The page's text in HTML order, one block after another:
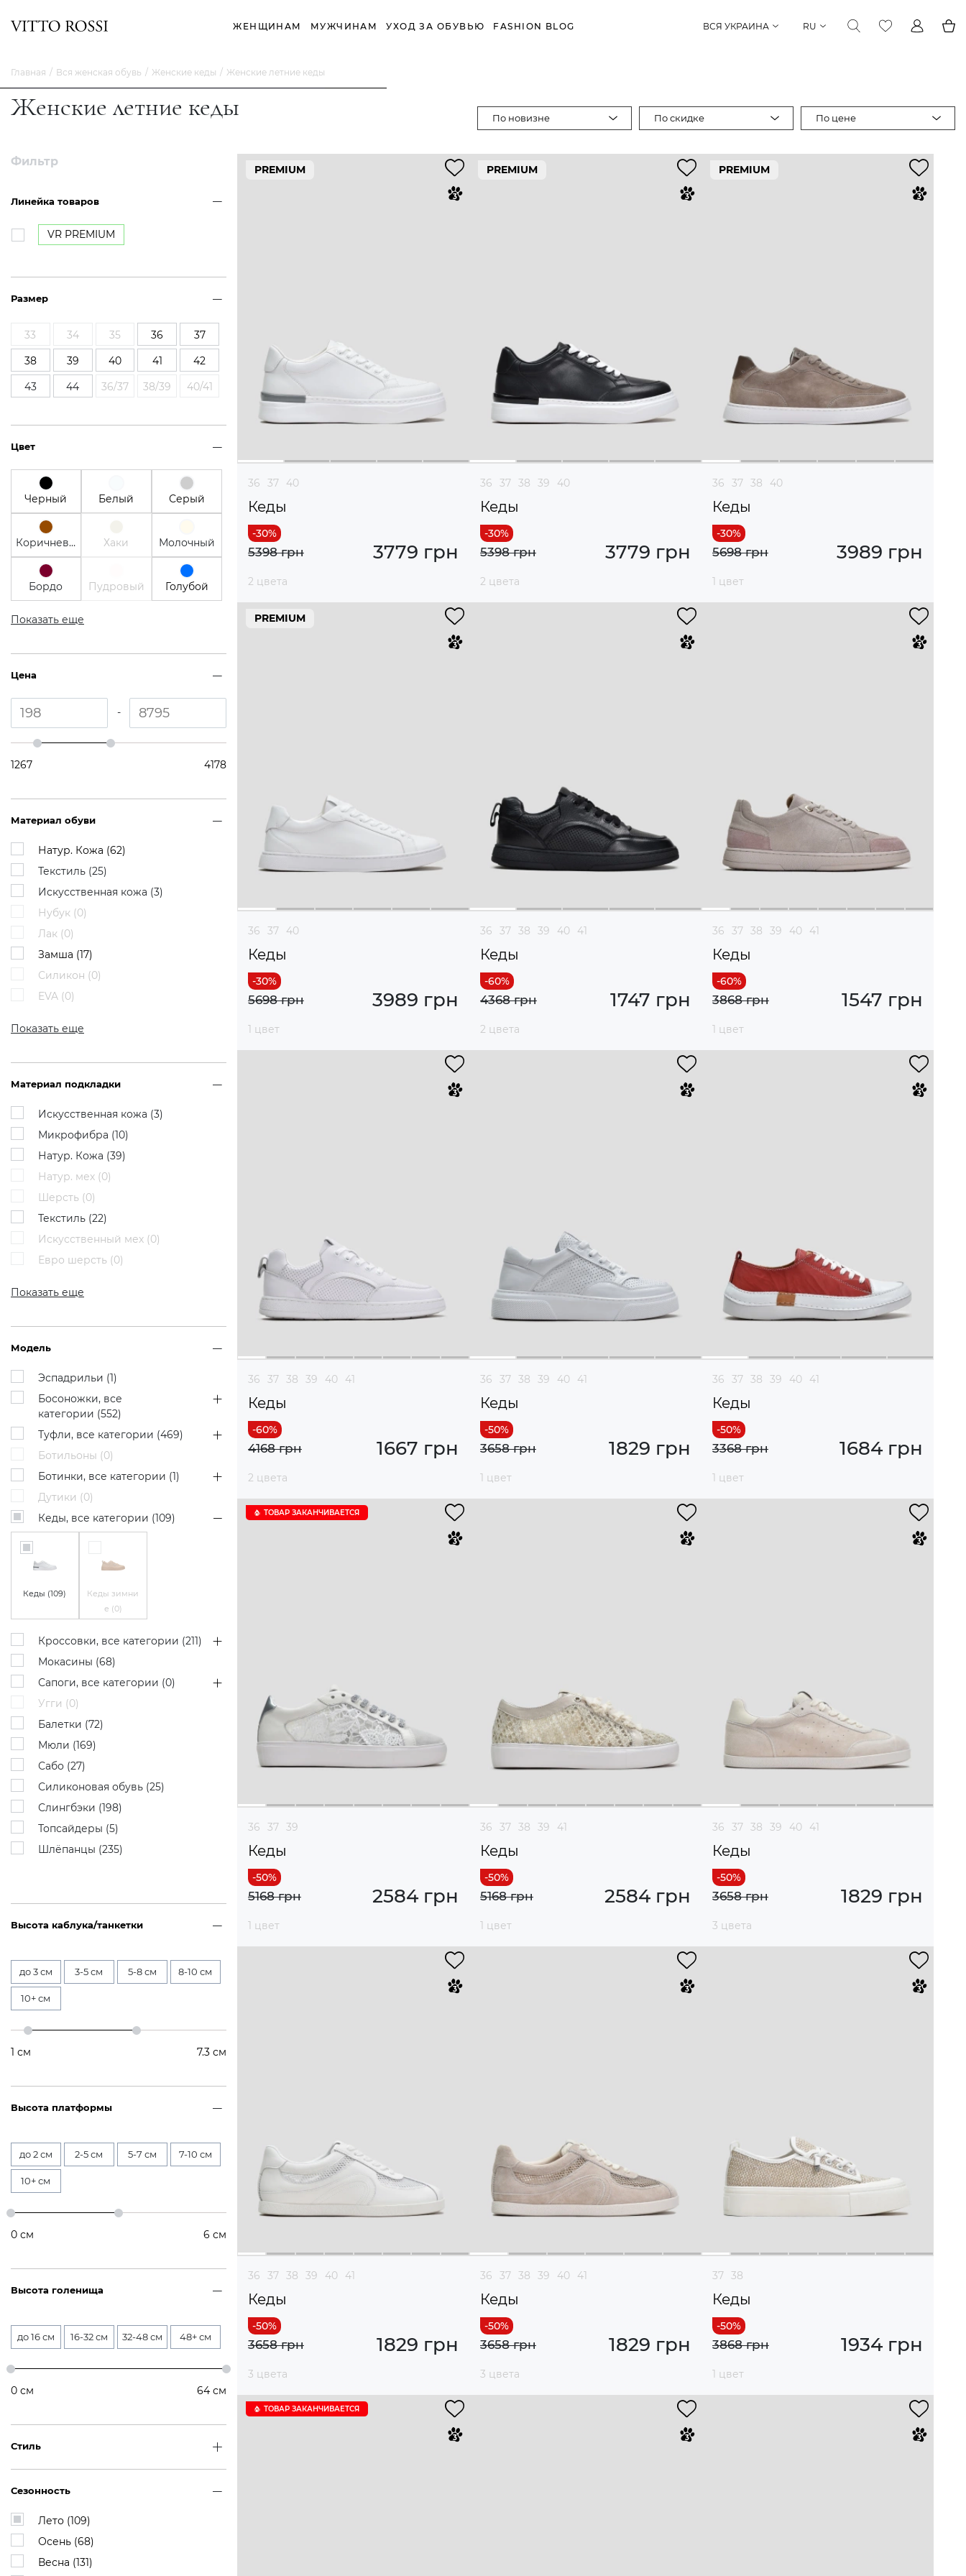
ЖЕНЩИНАМ МУЖЧИНАМ УХОД ЗА ОБУВЬЮ FASHION BLOG ВСЯ УКРАИНА RU
Главная Вся женская обувь Женские кеды Женские летние кеды
Женские летние кеды По новизне По скидке По цене
Фильтр
Линейка товаров
VR PREMIUM
Размер
33 34 35 36
37
38
39 40 41
42
43
44 36/37 38/39 40/41
Цвет
Черный Белый Серый
Коричневый Хаки Молочный
Бордо Пудровый Голубой
Показать еще
Цена
-
1267 4178
Материал обуви
Натур. Кожа (62)
Текстиль (25)
Искусственная кожа (3)
Нубук (0)
Лак (0)
Замша (17)
Силикон (0)
EVA (0)
Показать еще
Материал подкладки
Искусственная кожа (3)
Микрофибра (10)
Натур. Кожа (39)
Натур. мех (0)
Шерсть (0)
Текстиль (22)
Искусственный мех (0)
Евро шерсть (0)
Показать еще
Модель
Эспадрильи (1)
Босоножки, все
категории (552)
Туфли, все категории (469)
Ботильоны (0)
Ботинки, все категории (1)
Дутики (0)
Кеды, все категории (109)
Кеды (109)
Кеды зимни
е (0)
Кроссовки, все категории (211)
Мокасины (68)
Сапоги, все категории (0)
Угги (0)
Балетки (72)
Мюли (169)
Сабо (27)
Силиконовая обувь (25)
Слингбэки (198)
Топсайдеры (5)
Шлёпанцы (235)
Высота каблука/танкетки
до 3 см 3-5 см 5-8 см 8-10 см
10+ см
1 см 7.3 см
Высота платформы
до 2 см 2-5 см 5-7 см 7-10 см
10+ см
0 см 6 см
Высота голенища
до 16 см 16-32 см 32-48 см 48+ см
0 см 64 см
Стиль
Сезонность
Лето (109)
Осень (68)
Весна (131)
PREMIUM
36 37 40
Кеды
3779 грн
5398 грн
2 цвета
PREMIUM
36 37 38 39 40
Кеды
3779 грн
5398 грн
2 цвета
PREMIUM
36 37 38 40
Кеды
3989 грн
5698 грн
1 цвет
PREMIUM
36 37 40
Кеды
3989 грн
5698 грн
1 цвет
36 37 38 39 40 41
Кеды
1747 грн
4368 грн
2 цвета
36 37 38 39 40 41
Кеды
1547 грн
3868 грн
1 цвет
36 37 38 39 40 41
Кеды
1667 грн
4168 грн
2 цвета
36 37 38 39 40 41
Кеды
1829 грн
3658 грн
1 цвет
36 37 38 39 40 41
Кеды
1684 грн
3368 грн
1 цвет
ТОВАР ЗАКАНЧИВАЕТСЯ
36 37 39
Кеды
2584 грн
5168 грн
1 цвет
36 37 38 39 41
Кеды
2584 грн
5168 грн
1 цвет
36 37 38 39 40 41
Кеды
1829 грн
3658 грн
3 цвета
36 37 38 39 40 41
Кеды
1829 грн
3658 грн
3 цвета
36 37 38 39 40 41
Кеды
1829 грн
3658 грн
3 цвета
37 38
Кеды
1934 грн
3868 грн
1 цвет
ТОВАР ЗАКАНЧИВАЕТСЯ